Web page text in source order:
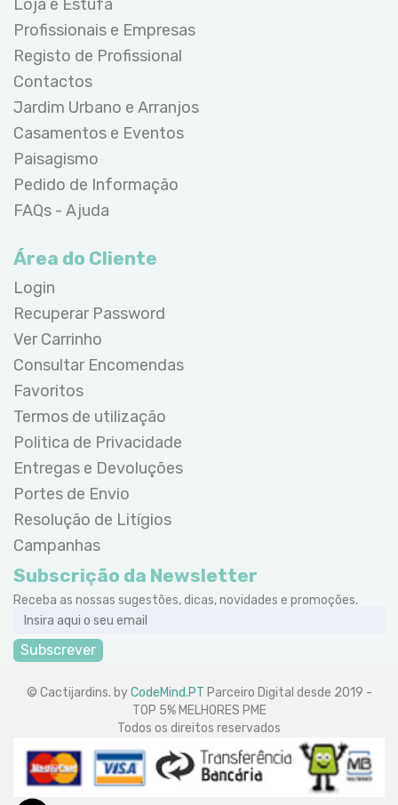
Loja e Estufa
Profissionais e Empresas
Registo de Profissional
Contactos
Jardim Urbano e Arranjos
Casamentos e Eventos
Paisagismo
Pedido de Informação
FAQs - Ajuda
Área do Cliente
Login
Recuperar Password
Ver Carrinho
Consultar Encomendas
Favoritos
Termos de utilização
Politica de Privacidade
Entregas e Devoluções
Portes de Envio
Resolução de Litígios
Campanhas
Subscrição da Newsletter
Receba as nossas sugestões, dicas, novidades e promoções.
Subscrever
© Cactijardins. byCodeMind.PT Parceiro Digital desde 2019 -
TOP 5% MELHORES PME
Todos os direitos reservados